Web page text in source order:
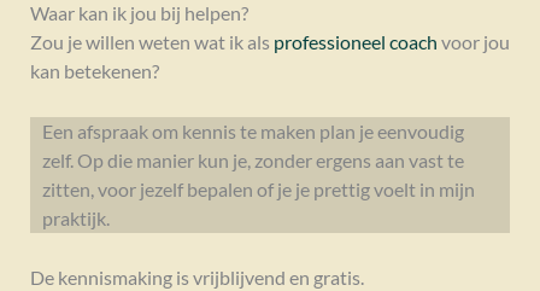
Waar kan ik jou bij helpen?
Zou je willen weten wat ik als professioneel coach voor jou
kan betekenen?
Een afspraak om kennis te maken plan je eenvoudig
zelf. Op die manier kun je, zonder ergens aan vast te
zitten, voor jezelf bepalen of je je prettig voelt in mijn
praktijk.
De kennismaking is vrijblijvend en gratis.